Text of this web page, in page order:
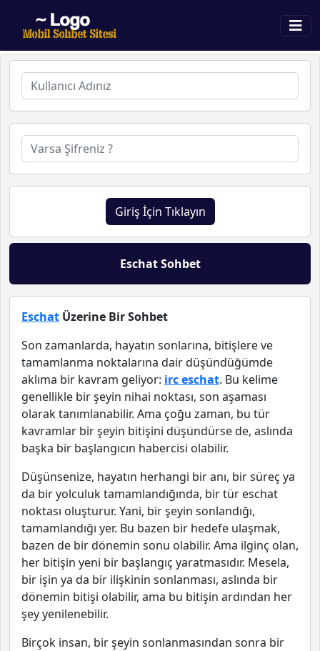
Giriş İçin Tıklayın
Eschat Sohbet
Eschat Üzerine Bir Sohbet
Son zamanlarda, hayatın sonlarına, bitişlere ve
tamamlanma noktalarına dair düşündüğümde
aklıma bir kavram geliyor: irc eschat. Bu kelime
genellikle bir şeyin nihai noktası, son aşaması
olarak tanımlanabilir. Ama çoğu zaman, bu tür
kavramlar bir şeyin bitişini düşündürse de, aslında
başka bir başlangıcın habercisi olabilir.
Düşünsenize, hayatın herhangi bir anı, bir süreç ya
da bir yolculuk tamamlandığında, bir tür eschat
noktası oluşturur. Yani, bir şeyin sonlandığı,
tamamlandığı yer. Bu bazen bir hedefe ulaşmak,
bazen de bir dönemin sonu olabilir. Ama ilginç olan,
her bitişin yeni bir başlangıç yaratmasıdır. Mesela,
bir işin ya da bir ilişkinin sonlanması, aslında bir
dönemin bitişi olabilir, ama bu bitişin ardından her
şey yenilenebilir.
Birçok insan, bir şeyin sonlanmasından sonra bir